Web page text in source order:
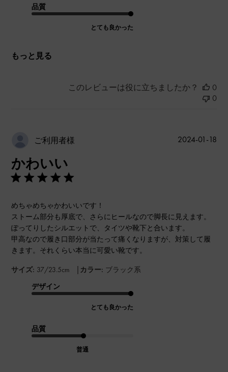
品質
とても良かった
もっと見る
このレビューは役に立ちましたか？
0
0
ご利用者様
かわいい
めちゃめちゃかわいいです！
ストーム部分も厚底で、さらにヒールなので脚長に見えます。
ぽってりしたシルエットで、タイツや靴下と合います。
甲高なので履き口部分が当たって痛くなりますが、対策して履
きます。それくらい本当に可愛い靴です。
サイズ: 37/23.5cm | カラー: ブラック系
デザイン
とても良かった
品質
普通
公
2024-01-18